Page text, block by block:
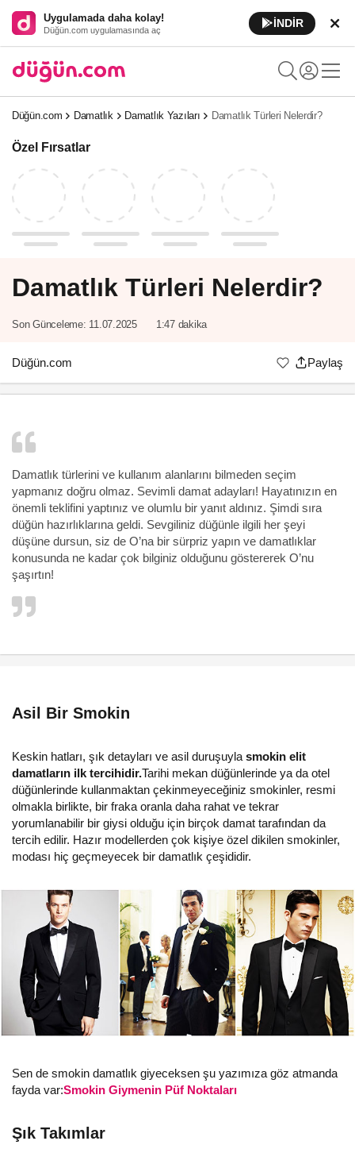
Uygulamada daha kolay!
Düğün.com uygulamasında aç
İNDİR
Düğün.com Damatlık Damatlık Yazıları Damatlık Türleri Nelerdir?
Özel Fırsatlar
Damatlık Türleri Nelerdir?
Son Günceleme: 11.07.2025 1:47 dakika
Düğün.com Paylaş
Damatlık türlerini ve kullanım alanlarını bilmeden seçim
yapmanız doğru olmaz. Sevimli damat adayları! Hayatınızın en
önemli teklifini yaptınız ve olumlu bir yanıt aldınız. Şimdi sıra
düğün hazırlıklarına geldi. Sevgiliniz düğünle ilgili her şeyi
düşüne dursun, siz de O’na bir sürpriz yapın ve damatlıklar
konusunda ne kadar çok bilginiz olduğunu göstererek O’nu
şaşırtın!
Asil Bir Smokin
Keskin hatları, şık detayları ve asil duruşuyla smokin elit
damatların ilk tercihidir.Tarihi mekan düğünlerinde ya da otel
düğünlerinde kullanmaktan çekinmeyeceğiniz smokinler, resmi
olmakla birlikte, bir fraka oranla daha rahat ve tekrar
yorumlanabilir bir giysi olduğu için birçok damat tarafından da
tercih edilir. Hazır modellerden çok kişiye özel dikilen smokinler,
modası hiç geçmeyecek bir damatlık çeşididir.
Sen de smokin damatlık giyeceksen şu yazımıza göz atmanda
fayda var:Smokin Giymenin Püf Noktaları
Şık Takımlar